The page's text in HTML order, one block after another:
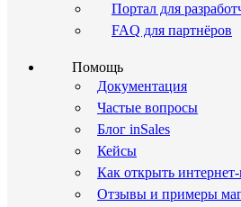
Портал для
FAQ для партнёров
Помощь
Документация
Частые вопросы
Блог inSales
Кейсы
Как открыть
Отзывы и примеры